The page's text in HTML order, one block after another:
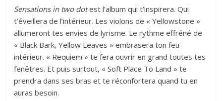
Sensations in two dotest l’album qui t’inspirera. Qui
t’éveillera de l’intérieur. Les violons de « Yellowstone »
allumeront tes envies de lyrisme. Le rythme effréné de
« Black Bark, Yellow Leaves » embrasera ton feu
intérieur. « Requiem » te fera ouvrir en grand toutes tes
fenêtres. Et puis surtout, « Soft Place To Land » te
prendra dans ses bras et te réconfortera quand tu en
auras besoin.